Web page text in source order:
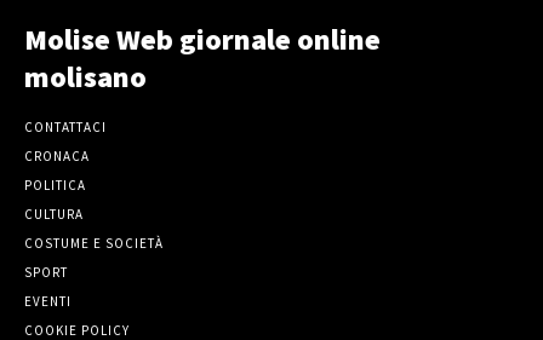
Molise Web giornale online
molisano
CONTATTACI
CRONACA
POLITICA
CULTURA
COSTUME E SOCIETÀ
SPORT
EVENTI
COOKIE POLICY